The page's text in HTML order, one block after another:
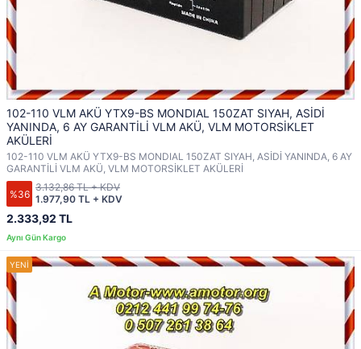
102-110 VLM AKÜ YTX9-BS MONDIAL 150ZAT SIYAH, ASİDİ
YANINDA, 6 AY GARANTİLİ VLM AKÜ, VLM MOTORSİKLET
AKÜLERİ
102-110 VLM AKÜ YTX9-BS MONDIAL 150ZAT SIYAH, ASİDİ YANINDA, 6 AY
GARANTİLİ VLM AKÜ, VLM MOTORSİKLET AKÜLERİ
%36
2.333,92 TL
1.977,90 TL + KDV
3.132,86 TL + KDV